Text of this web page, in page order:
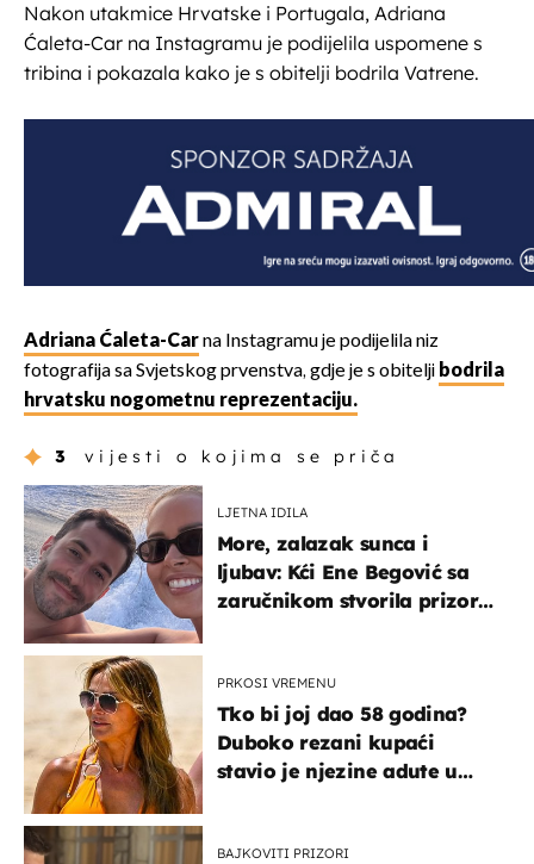
Nakon utakmice Hrvatske i Portugala, Adriana
Ćaleta-Car na Instagramu je podijelila uspomene s
tribina i pokazala kako je s obitelji bodrila Vatrene.
Adriana Ćaleta-Carna Instagramu je podijelila niz
fotografija sa Svjetskog prvenstva, gdje je s obitelji bodrila
hrvatsku nogometnu reprezentaciju.
3 vijesti o kojima se priča
LJETNA IDILA
More, zalazak sunca i
ljubav: Kći Ene Begović sa
zaručnikom stvorila prizor
PRKOSI VREMENU
Tko bi joj dao 58 godina?
Duboko rezani kupaći
stavio je njezine adute u
BAJKOVITI PRIZORI